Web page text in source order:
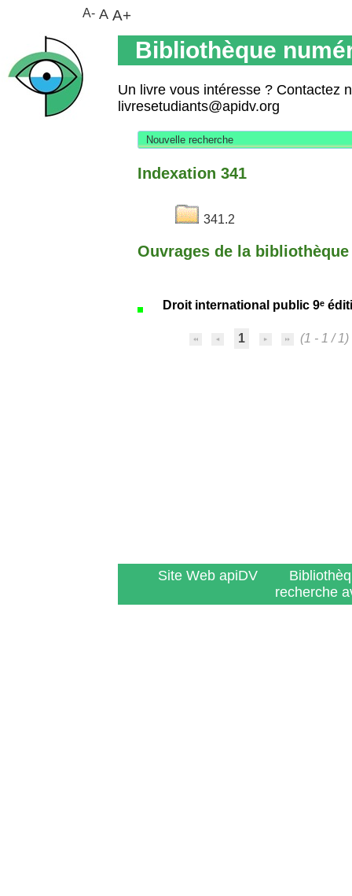
Bibliothèque
Un livre vous intéresse ? Contactez
livresetudiants@apidv.org
Nouvelle recherche
Indexation 341
341.2
Ouvrages de la
Droit international public 9ᵉ
1 (1 - 1 / 1)
Site Web apiDV
recherche
A- A A+